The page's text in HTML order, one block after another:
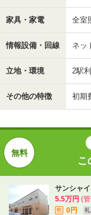
家具・家電 全室
情報設備・回線 ネッ
立地・環境 2駅
その他の特徴 初期
こ
サンシャ
5.5万円 (
敷 0円 礼